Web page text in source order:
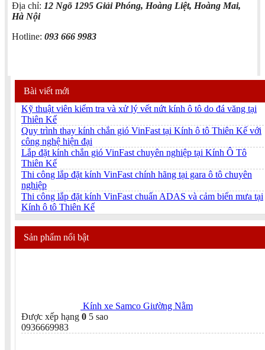
Địa chỉ: 12 Ngõ 1295 Giải Phóng, Hoàng Liệt, Hoàng Mai,
Hà Nội
Hotline: 093 666 9983
Bài viết mới
Kỹ thuật viên kiểm tra và xử lý vết nứt kính ô tô do đá văng tại
Thiên Kế
Quy trình thay kính chắn gió VinFast tại Kính ô tô Thiên Kế với
công nghệ hiện đại
Lắp đặt kính chắn gió VinFast chuyên nghiệp tại Kính Ô Tô
Thiên Kế
Thi công lắp đặt kính VinFast chính hãng tại gara ô tô chuyên
nghiệp
Thi công lắp đặt kính VinFast chuẩn ADAS và cảm biến mưa tại
Kính ô tô Thiên Kế
Sản phẩm nổi bật
Kính xe Samco Giường Nằm
Được xếp hạng 0 5 sao
0936669983